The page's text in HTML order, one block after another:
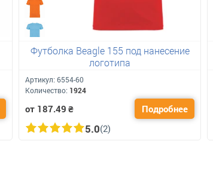
Футболка Beagle 155 под нанесение
логотипа
Артикул: 6554-60
Количество: 1924
от 187.49 ₴ Подробнее
5.0(2)